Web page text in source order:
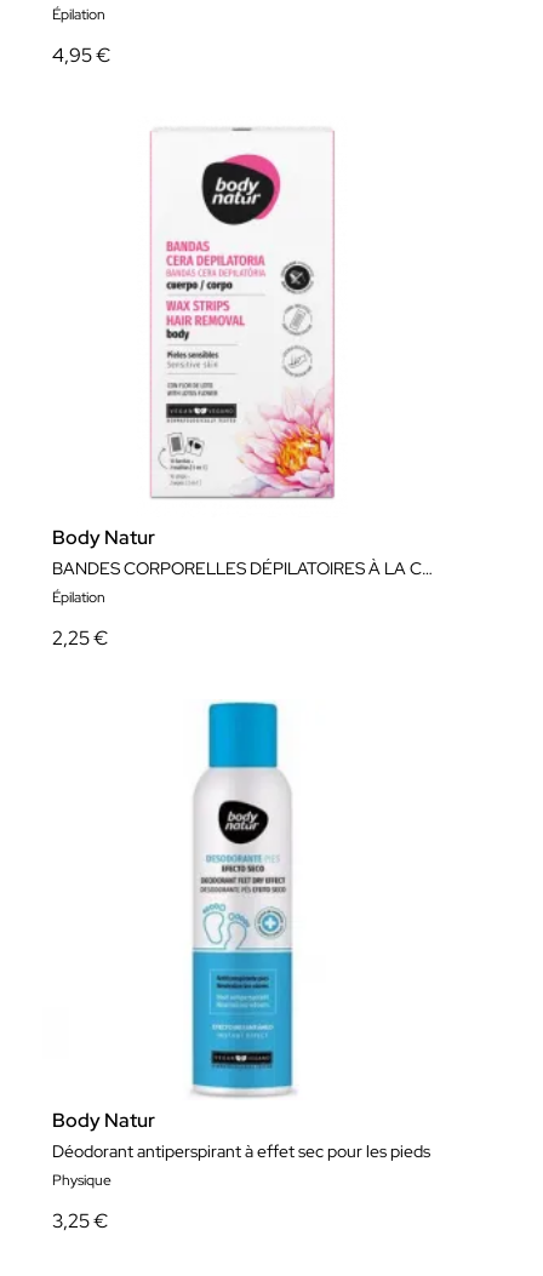
Épilation
4,95 €
Body Natur
BANDES CORPORELLES DÉPILATOIRES À LA CIRE
Épilation
2,25 €
Body Natur
Déodorant antiperspirant à effet sec pour les pieds
Physique
3,25 €